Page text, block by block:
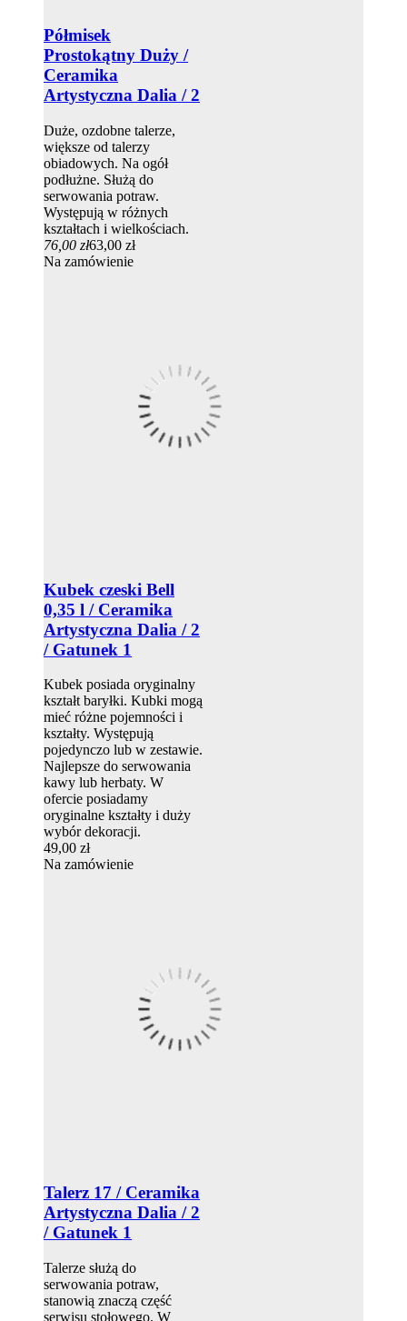
Półmisek
Prostokątny Duży /
Ceramika
Artystyczna Dalia / 2
Duże, ozdobne talerze,
większe od talerzy
obiadowych. Na ogół
podłużne. Służą do
serwowania potraw.
Występują w różnych
kształtach i wielkościach.
76,00 zł63,00 zł
Na zamówienie
Kubek czeski Bell
0,35 l / Ceramika
Artystyczna Dalia / 2
/ Gatunek 1
Kubek posiada oryginalny
kształt baryłki. Kubki mogą
mieć różne pojemności i
kształty. Występują
pojedynczo lub w zestawie.
Najlepsze do serwowania
kawy lub herbaty. W
ofercie posiadamy
oryginalne kształty i duży
wybór dekoracji.
49,00 zł
Na zamówienie
Talerz 17 / Ceramika
Artystyczna Dalia / 2
/ Gatunek 1
Talerze służą do
serwowania potraw,
stanowią znaczą część
serwisu stołowego. W